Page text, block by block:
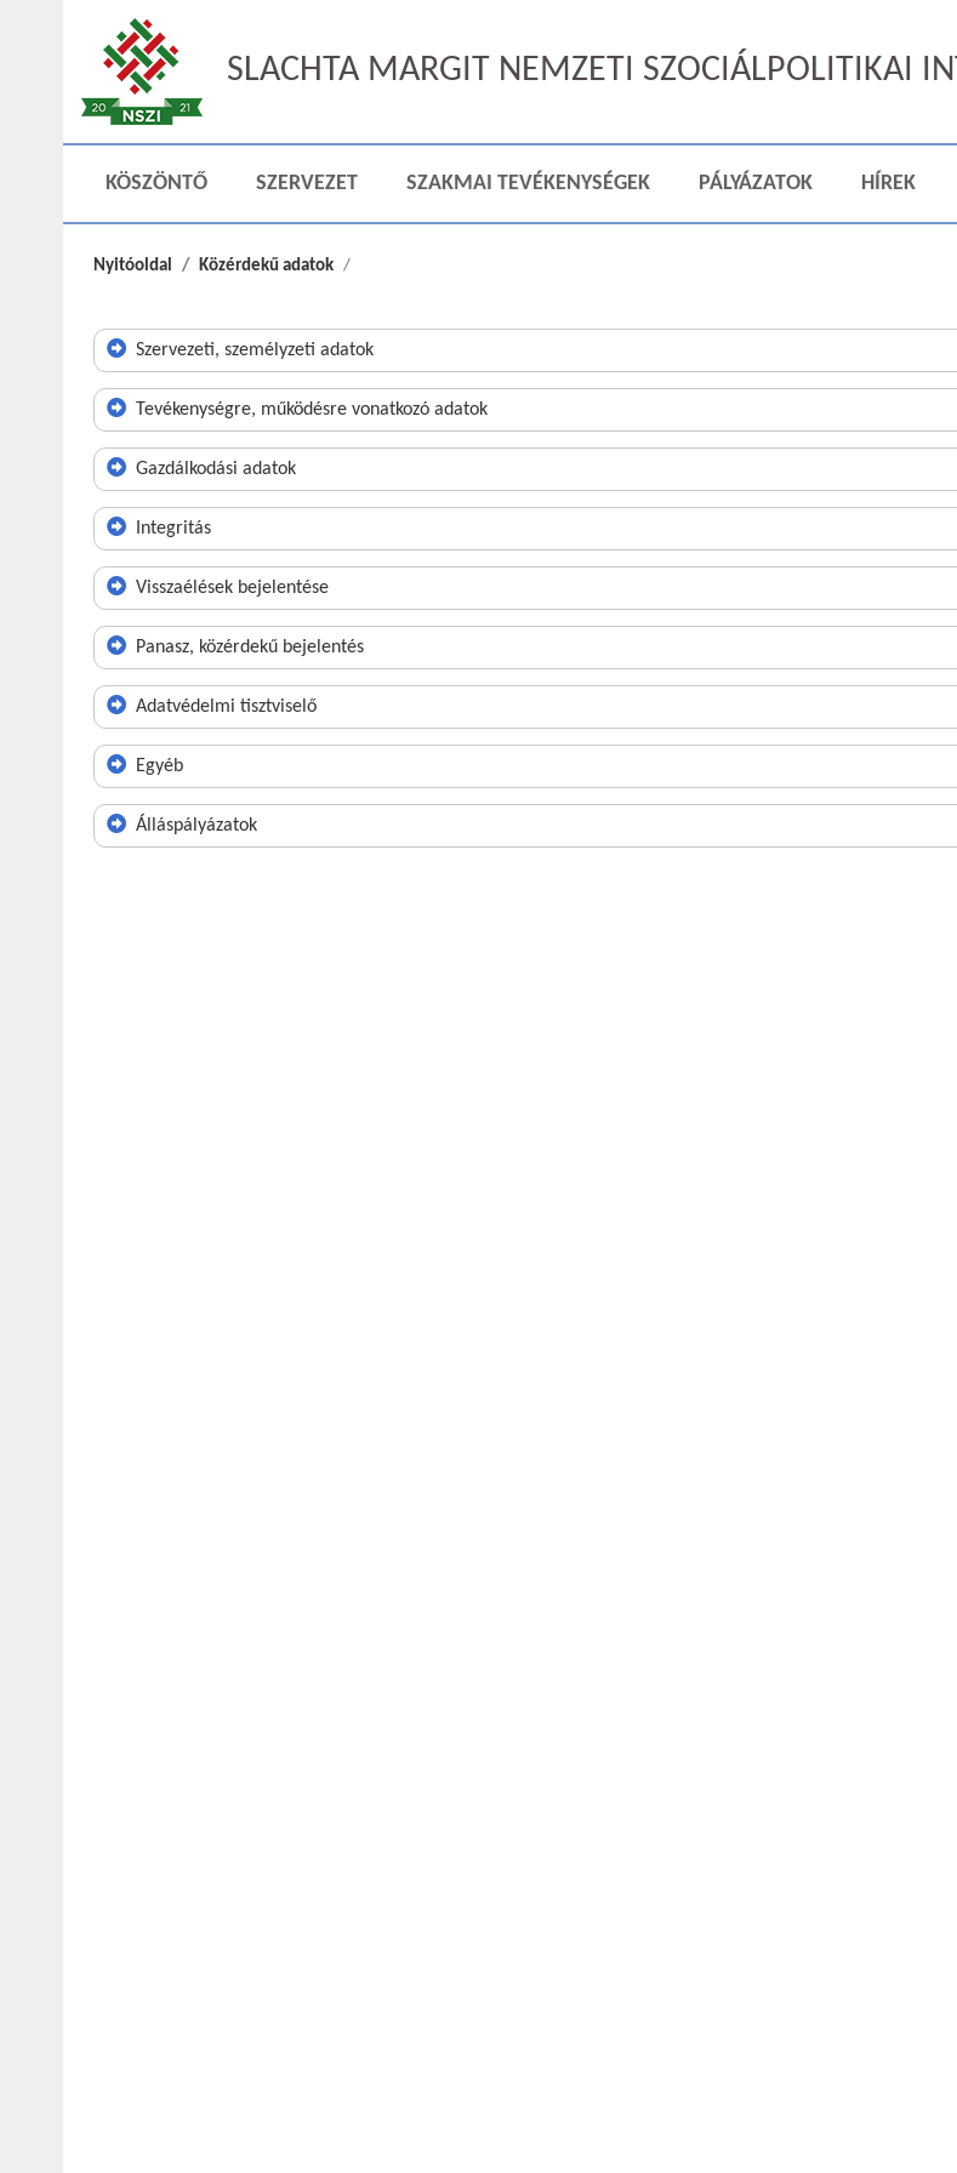
SLACHTA MARGIT NEMZETI SZOCIÁLPOLITIKAI
KÖSZÖNTŐ SZERVEZET SZAKMAI TEVÉKENYSÉGEK PÁLYÁZATOK HÍREK
Nyitóoldal Közérdekű adatok
Szervezeti, személyzeti adatok
Tevékenységre, működésre vonatkozó adatok
Gazdálkodási adatok
Integritás
Visszaélések bejelentése
Panasz, közérdekű bejelentés
Adatvédelmi tisztviselő
Egyéb
Álláspályázatok